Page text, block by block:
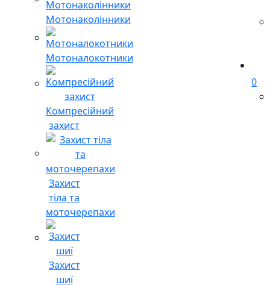
Мотонаколінники
Мотоналокотники
Компресійний
захист
Захист
тіла та
моточерепахи
Захист
шиї
0